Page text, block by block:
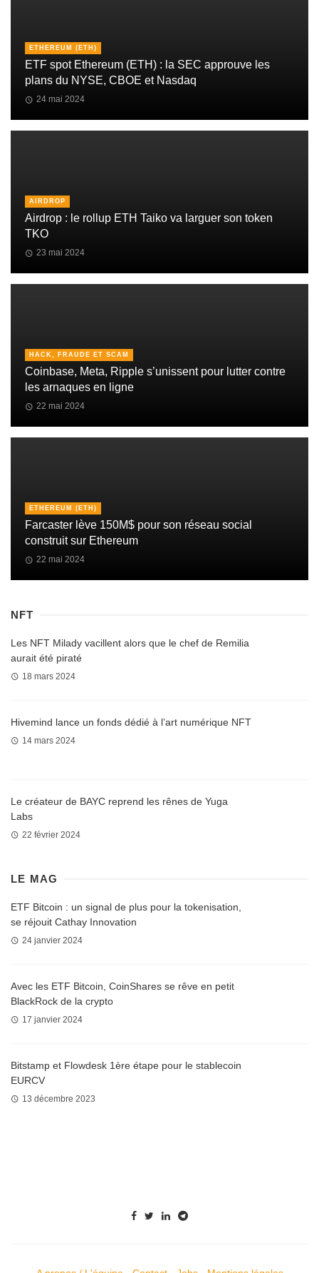
ETHEREUM (ETH)
ETF spot Ethereum (ETH) : la SEC approuve les
plans du NYSE, CBOE et Nasdaq
24 mai 2024
AIRDROP
Airdrop : le rollup ETH Taiko va larguer son token
TKO
23 mai 2024
HACK, FRAUDE ET SCAM
Coinbase, Meta, Ripple s’unissent pour lutter contre
les arnaques en ligne
22 mai 2024
ETHEREUM (ETH)
Farcaster lève 150M$ pour son réseau social
construit sur Ethereum
22 mai 2024
NFT
Les NFT Milady vacillent alors que le chef de Remilia
aurait été piraté
18 mars 2024
Hivemind lance un fonds dédié à l’art numérique NFT
14 mars 2024
Le créateur de BAYC reprend les rênes de Yuga
Labs
22 février 2024
LE MAG
ETF Bitcoin : un signal de plus pour la tokenisation,
se réjouit Cathay Innovation
24 janvier 2024
Avec les ETF Bitcoin, CoinShares se rêve en petit
BlackRock de la crypto
17 janvier 2024
Bitstamp et Flowdesk 1ère étape pour le stablecoin
EURCV
13 décembre 2023